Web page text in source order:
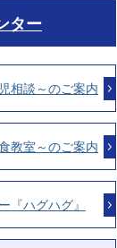
ター
相談～のご案内
教室～のご案内
『ハグハグ』